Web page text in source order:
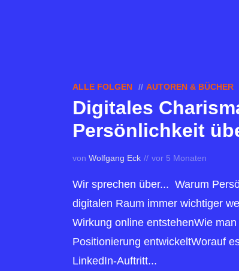
ALLE FOLGEN AUTOREN & BÜCHER
Digitales
Persönlichkeit
von Wolfgang Eck vor 5 Monaten
Wir sprechen über... Warum
digitalen Raum immer wichtiger
Wirkung online entstehenWie
Positionierung entwickeltWorauf
LinkedIn-Auftritt...